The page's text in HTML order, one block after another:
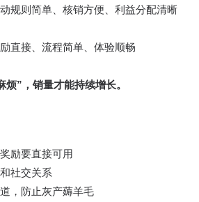
规则简单、核销方便、利益分配清晰
直接、流程简单、体验顺畅
”，销量才能持续增长。
励要直接可用
社交关系
，防止灰产薅羊毛